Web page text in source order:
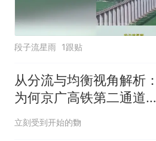
段子流星雨 1跟贴
从分流与均衡视角解析：
为何京广高铁第二通道未
必过郑州枢纽？
立刻受到开始的覅